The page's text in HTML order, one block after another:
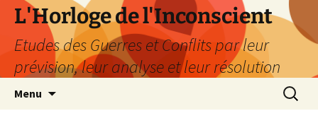
Aller
contenu
L'Horloge de l'Inconscient
Etudes des Guerres et Conflits par leur
prévision, leur analyse et leur résolution
Menu